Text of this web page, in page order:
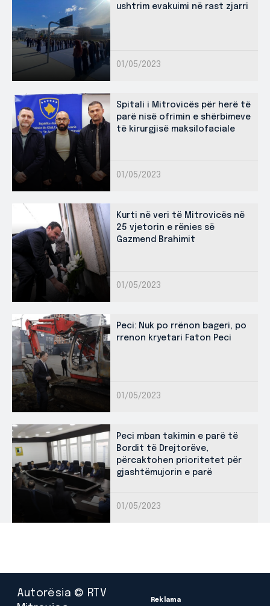
ushtrim evakuimi në rast zjarri
01/05/2023
Spitali i Mitrovicës për herë të
parë nisë ofrimin e shërbimeve
të kirurgjisë maksilofaciale
01/05/2023
Kurti në veri të Mitrovicës në
25 vjetorin e rënies së
Gazmend Brahimit
01/05/2023
Peci: Nuk po rrënon bageri, po
rrenon kryetari Faton Peci
01/05/2023
Peci mban takimin e parë të
Bordit të Drejtorëve,
përcaktohen prioritetet për
gjashtëmujorin e parë
01/05/2023
Autorësia © RTV
Reklama